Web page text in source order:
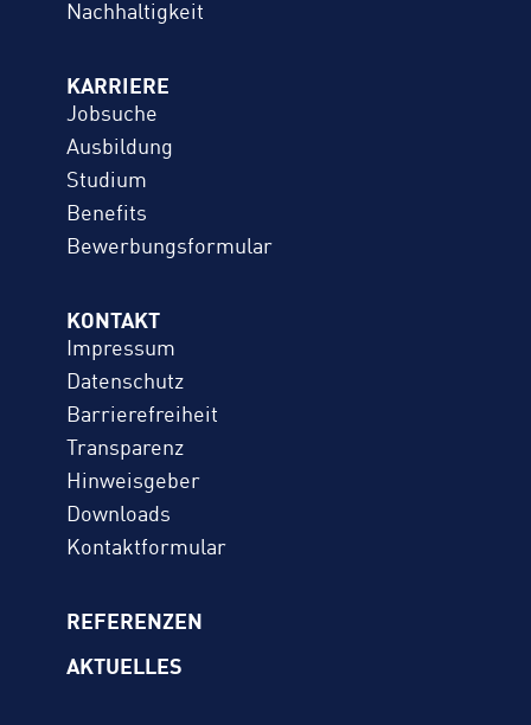
REFERENZEN
KARRIERE
Jobsuche
Ausbildung
Studium
Benefits
Bewerbungs­formular
AKTUELLES
Nachhaltigkeit
KONTAKT
Impressum
Datenschutz
Barrierefreiheit
Transparenz
Hinweisgeber
Downloads
Kontaktformular